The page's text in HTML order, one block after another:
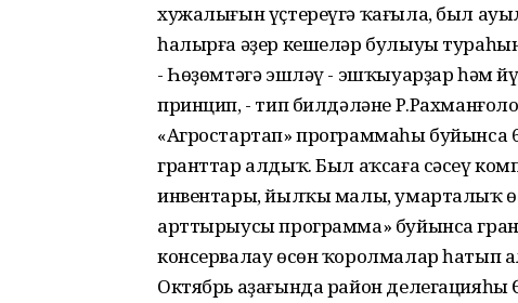
хужалығын үҫтереүгә ҡағыла, был
һалырға әҙер кешеләр булыуы
- Һөҙөмтәгә эшләү - эшҡыуарҙар һәм
принцип, - тип билдәләне
«Агростартап» программаһы
гранттар алдыҡ. Был аҡсаға сәсеү
инвентары, йылҡы малы, умарталыҡ
арттырыусы программа» буйынса
консервалау өсөн ҡоролмалар һатып
Октябрь аҙағында район